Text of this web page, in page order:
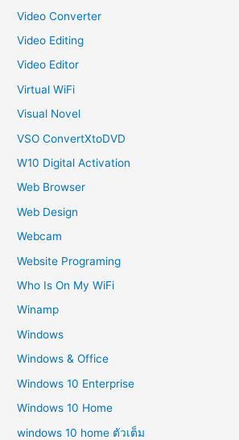
Video Converter
Video Editing
Video Editor
Virtual WiFi
Visual Novel
VSO ConvertXtoDVD
W10 Digital Activation
Web Browser
Web Design
Webcam
Website Programing
Who Is On My WiFi
Winamp
Windows
Windows & Office
Windows 10 Enterprise
Windows 10 Home
windows 10 home ตัวเต็ม